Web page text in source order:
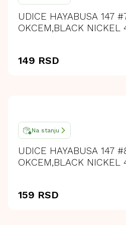
UDICE HAYABUSA 147
OKCEM,BLACK NICKEL
149 RSD
Na stanju
UDICE HAYABUSA 147
OKCEM,BLACK NICKEL
159 RSD